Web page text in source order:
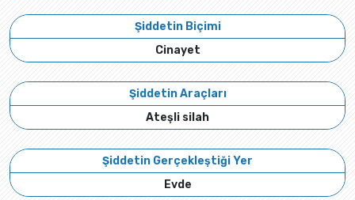
Şiddetin Biçimi
Cinayet
Şiddetin Araçları
Ateşli silah
Şiddetin Gerçekleştiği Yer
Evde